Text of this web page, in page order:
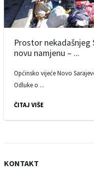
Prostor
novu namjenu – ...
Općinsko vijeće Novo
Odluke o ...
ČITAJ VIŠE
KONTAKT